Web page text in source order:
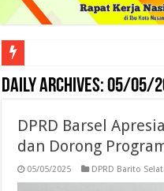
Viral! Selama Dua Bulan Lebih
Daily Archives:05/05/
DPRD Barsel
dan Dorong
05/05/2025 DPRD Barito